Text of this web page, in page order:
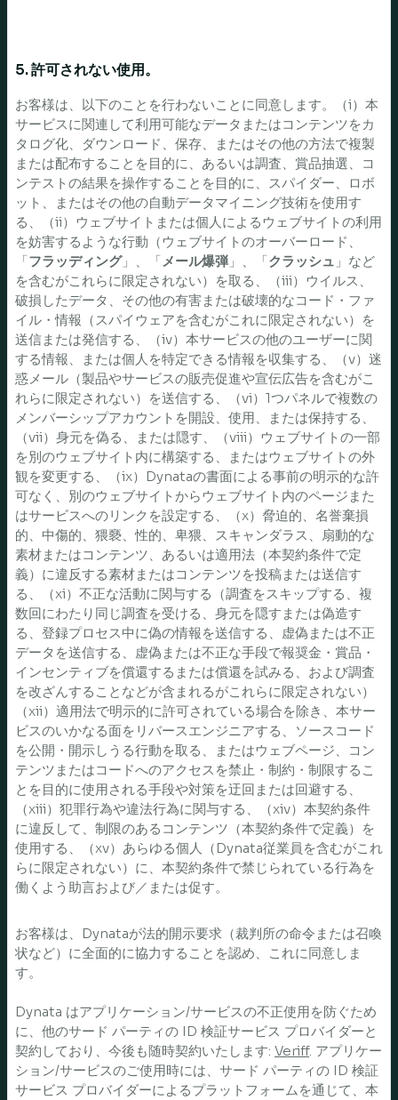
5. 許可されない使用。
お客様は、以下のことを行わないことに同意します。（i）本
サービスに関連して利用可能なデータまたはコンテンツをカ
タログ化、ダウンロード、保存、またはその他の方法で複製
または配布することを目的に、あるいは調査、賞品抽選、コ
ンテストの結果を操作することを目的に、スパイダー、ロボ
ット、またはその他の自動データマイニング技術を使用す
る、（ii）ウェブサイトまたは個人によるウェブサイトの利用
を妨害するような行動（ウェブサイトのオーバーロード、
「フラッディング」、「メール爆弾 」、「クラッシュ 」など
を含むがこれらに限定されない）を取る、（iii）ウイルス、
破損したデータ、その他の有害または破壊的なコード・ファ
イル・情報（スパイウェアを含むがこれに限定されない）を
送信または発信する、（iv）本サービスの他のユーザーに関
する情報、または個人を特定できる情報を収集する、（v）迷
惑メール（製品やサービスの販売促進や宣伝広告を含むがこ
れらに限定されない）を送信する、（vi）1つパネルで複数の
メンバーシップアカウントを開設、使用、または保持する、
（vii）身元を偽る、または隠す、（viii）ウェブサイトの一部
を別のウェブサイト内に構築する、またはウェブサイトの外
観を変更する、（ix）Dynataの書面による事前の明示的な許
可なく、別のウェブサイトからウェブサイト内のページまた
はサービスへのリンクを設定する、（x）脅迫的、名誉棄損
的、中傷的、猥褻、性的、卑猥、スキャンダラス、扇動的な
素材またはコンテンツ、あるいは適用法（本契約条件で定
義）に違反する素材またはコンテンツを投稿または送信す
る、（xi）不正な活動に関与する（調査をスキップする、複
数回にわたり同じ調査を受ける、身元を隠すまたは偽造す
る、登録プロセス中に偽の情報を送信する、虚偽または不正
データを送信する、虚偽または不正な手段で報奨金・賞品・
インセンティブを償還するまたは償還を試みる、および調査
を改ざんすることなどが含まれるがこれらに限定されない）
（xii）適用法で明示的に許可されている場合を除き、本サー
ビスのいかなる面をリバースエンジニアする、ソースコード
を公開・開示しうる行動を取る、またはウェブページ、コン
テンツまたはコードへのアクセスを禁止・制約・制限するこ
とを目的に使用される手段や対策を迂回または回避する、
（xiii）犯罪行為や違法行為に関与する、（xiv）本契約条件
に違反して、制限のあるコンテンツ（本契約条件で定義）を
使用する、（xv）あらゆる個人（Dynata従業員を含むがこれ
らに限定されない）に、本契約条件で禁じられている行為を
働くよう助言および／または促す。
お客様は、Dynataが法的開示要求（裁判所の命令または召喚
状など）に全面的に協力することを認め、これに同意しま
す。
Dynata はアプリケーション/サービスの不正使用を防ぐため
に、他のサード パーティの ID 検証サービス プロバイダーと
契約しており、今後も随時契約いたします: Veriff. アプリケー
ション/サービスのご使用時には、サード パーティの ID 検証
サービス プロバイダーによるプラットフォームを通じて、本